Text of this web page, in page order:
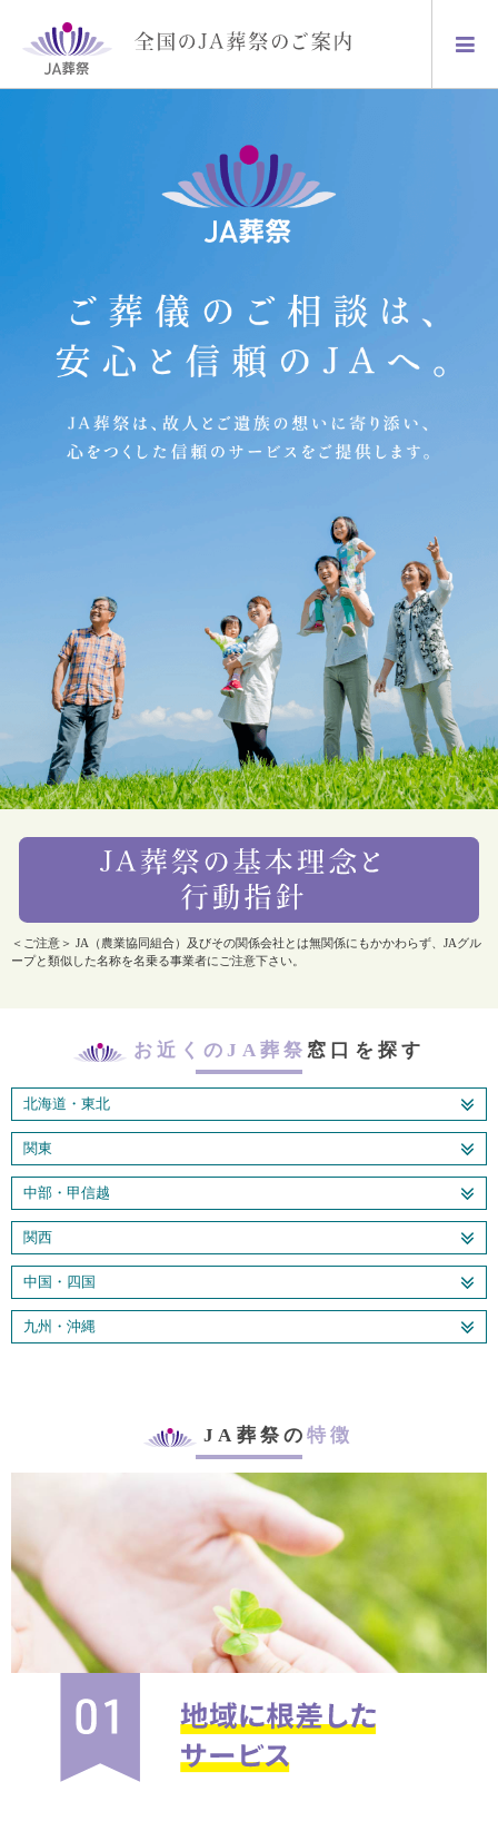
＜ご注意＞ JA（農業協同組合）及びその関係会社とは無関係にもかかわらず、JAグル
ープと類似した名称を名乗る事業者にご注意下さい。
お近くのJA葬祭 窓口を探す
北海道・東北
関東
中部・甲信越
関西
中国・四国
九州・沖縄
JA葬祭の特徴